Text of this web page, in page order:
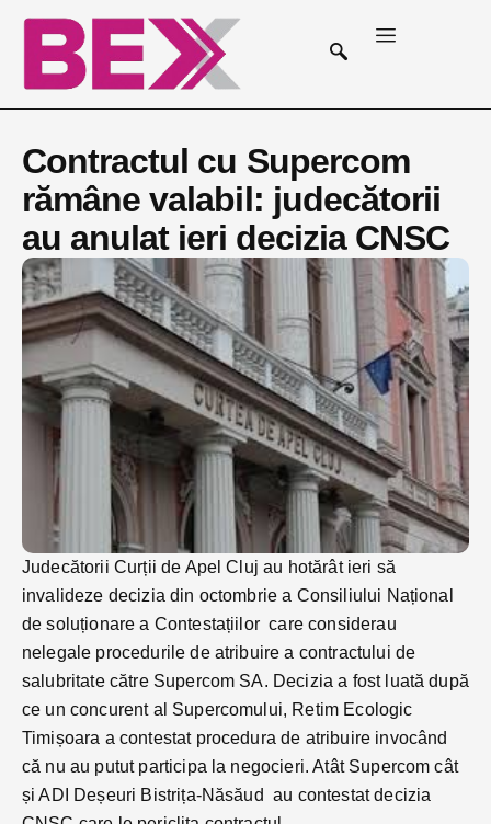
Contractul cu Supercom
rămâne valabil: judecătorii
au anulat ieri decizia CNSC
Judecătorii Curții de Apel Cluj au hotărât ieri să
invalideze decizia din octombrie a Consiliului Național
de soluționare a Contestațiilor care considerau
nelegale procedurile de atribuire a contractului de
salubritate către Supercom SA. Decizia a fost luată după
ce un concurent al Supercomului, Retim Ecologic
Timișoara a contestat procedura de atribuire invocând
că nu au putut participa la negocieri. Atât Supercom cât
și ADI Deșeuri Bistrița-Năsăud au contestat decizia